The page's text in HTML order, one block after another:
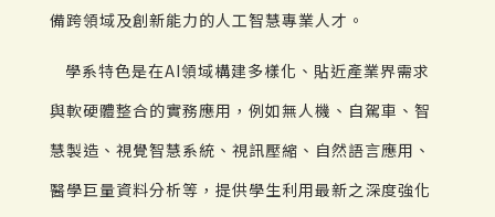
備跨領域及創新能力的人工智慧專業人才。
學系特色是在AI領域構建多樣化、貼近產業界需求
與軟硬體整合的實務應用，例如無人機、自駕車、智
慧製造、視覺智慧系統、視訊壓縮、自然語言應用、
醫學巨量資料分析等，提供學生利用最新之深度強化